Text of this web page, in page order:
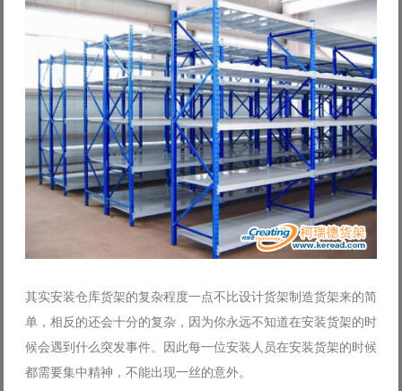
其实安装仓库货架的复杂程度一点不比设计货架制造货架来的简
单，相反的还会十分的复杂，因为你永远不知道在安装货架的时
候会遇到什么突发事件。因此每一位安装人员在安装货架的时候
都需要集中精神，不能出现一丝的意外。